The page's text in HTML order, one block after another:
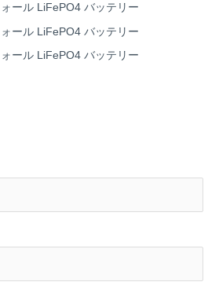
ール LiFePO4 バッテリー
ール LiFePO4 バッテリー
ール LiFePO4 バッテリー